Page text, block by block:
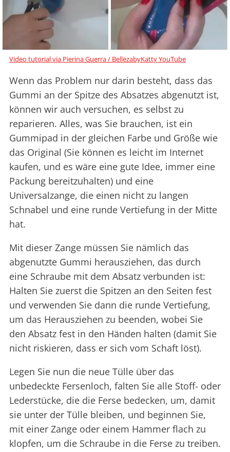
Video tutorial via Pierina Guerra / BellezabyKatty YouTube
Wenn das Problem nur darin besteht, dass das
Gummi an der Spitze des Absatzes abgenutzt ist,
können wir auch versuchen, es selbst zu
reparieren. Alles, was Sie brauchen, ist ein
Gummipad in der gleichen Farbe und Größe wie
das Original (Sie können es leicht im Internet
kaufen, und es wäre eine gute Idee, immer eine
Packung bereitzuhalten) und eine
Universalzange, die einen nicht zu langen
Schnabel und eine runde Vertiefung in der Mitte
hat.
Mit dieser Zange müssen Sie nämlich das
abgenutzte Gummi herausziehen, das durch
eine Schraube mit dem Absatz verbunden ist:
Halten Sie zuerst die Spitzen an den Seiten fest
und verwenden Sie dann die runde Vertiefung,
um das Herausziehen zu beenden, wobei Sie
den Absatz fest in den Händen halten (damit Sie
nicht riskieren, dass er sich vom Schaft löst).
Legen Sie nun die neue Tülle über das
unbedeckte Fersenloch, falten Sie alle Stoff- oder
Lederstücke, die die Ferse bedecken, um, damit
sie unter der Tülle bleiben, und beginnen Sie,
mit einer Zange oder einem Hammer flach zu
klopfen, um die Schraube in die Ferse zu treiben.